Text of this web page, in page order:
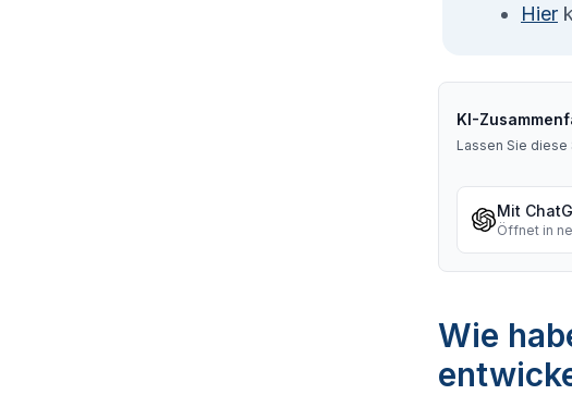
Hier
KI-
Lassen Sie
Mit
Öffnet in
Wie